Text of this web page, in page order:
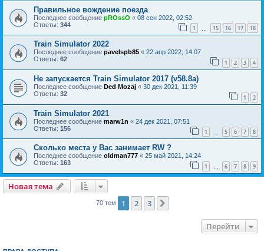
Правильное вождение поезда
Последнее сообщение pROssO « 08 сен 2022, 02:52
Ответы: 344 1 15 16 17 18
Train Simulator 2022
Последнее сообщение pavelspb85 « 22 апр 2022, 14:07
Ответы: 62 1 2 3 4
Не запускается Train Simulator 2017 (v58.8a)
Последнее сообщение Ded Mozaj « 30 дек 2021, 11:39
Ответы: 32 1 2
Train Simulator 2021
Последнее сообщение marw1n « 24 дек 2021, 07:51
Ответы: 156 1 5 6 7 8
Сколько места у Вас занимает RW ?
Последнее сообщение oldman777 « 25 май 2021, 14:24
Ответы: 163 1 … 6 7 8 9
Новая тема
70 тем 1 2 3
Перейти